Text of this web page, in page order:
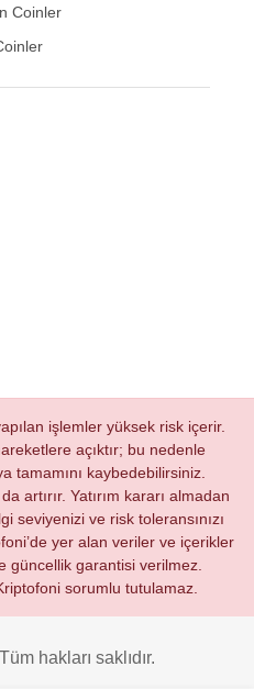
Coinler
işlemler yüksek risk içerir.
açıktır; bu nedenle
tamamını kaybedebilirsiniz.
artırır. Yatırım kararı almadan
seviyenizi ve risk toleransınızı
yer alan veriler ve içerikler
güncellik garantisi verilmez.
sorumlu tutulamaz.
hakları saklıdır.